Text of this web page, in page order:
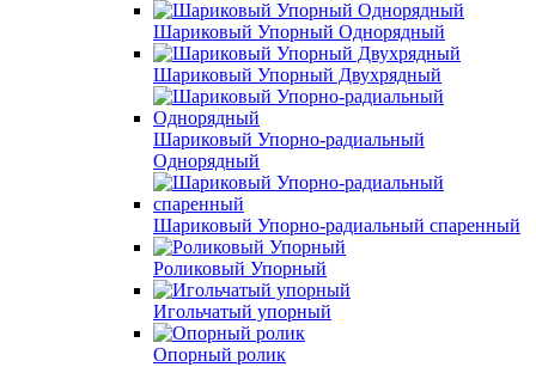
Шариковый Упорный Однорядный
Шариковый Упорный Двухрядный
Шариковый Упорно-радиальный
Однорядный
Шариковый Упорно-радиальный спаренный
Роликовый Упорный
Игольчатый упорный
Опорный ролик